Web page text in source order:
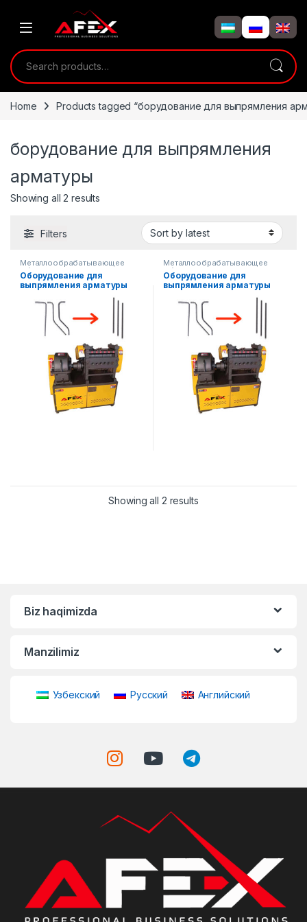
Search for:
Home Products tagged “борудование для выпрямления
борудование для выпрямления
арматуры
Showing all 2 results
Filters
Металлообрабатывающее
оборудование
Оборудование для
выпрямления арматуры
Металлообрабатывающее
оборудование
Оборудование для
выпрямления арматуры
Showing all 2 results
Biz haqimizda
Manzilimiz
Узбекский Русский Английский